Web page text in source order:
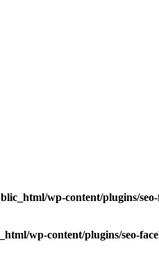
wp-content/plugins/
wp-content/plugins/seo-